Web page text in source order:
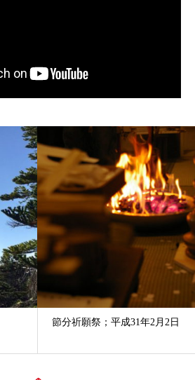
節分祈願祭；平成31年2月2日